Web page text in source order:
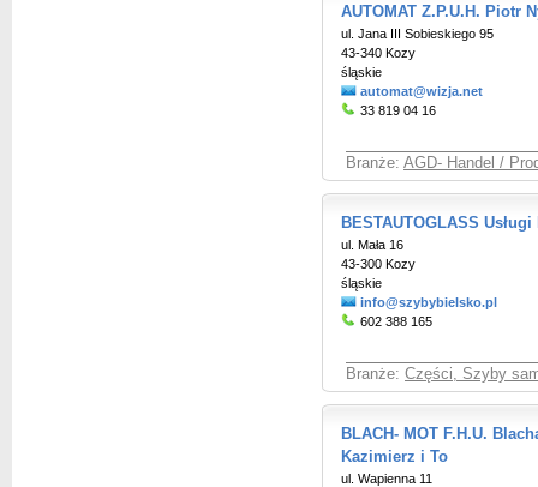
AUTOMAT Z.P.U.H. Piotr
ul. Jana III Sobieskiego 95
43-340 Kozy
śląskie
automat@wizja.net
33 819 04 16
Branże: AGD- Handel /
BESTAUTOGLASS
ul. Mała 16
43-300 Kozy
śląskie
info@szybybielsko.pl
602 388 165
Branże: Części, Szyby
BLACH- MOT F.H.U.
Kazimierz i To
ul. Wapienna 11